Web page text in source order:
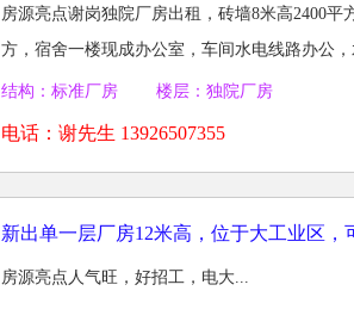
房源亮点谢岗独院厂房出租，砖墙8米高2400平
方，宿舍一楼现成办公室，车间水电线路办公
结构：标准厂房 楼层：独院厂房
电话： 谢先生 13926507355
新出单一层厂房12米高，位于大工业区，
房源亮点人气旺，好招工，电大...